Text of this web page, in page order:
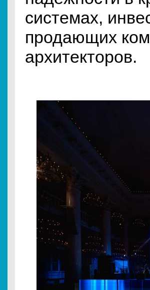
системах,
продающих
архитекторов.